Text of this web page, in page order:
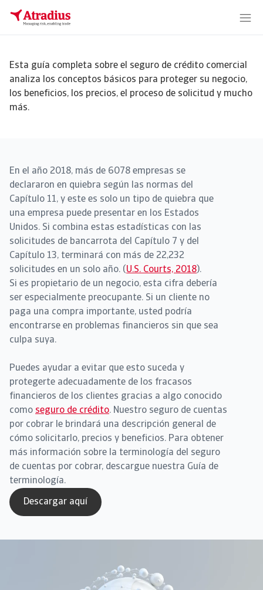
Esta guía completa sobre el seguro de crédito comercial
analiza los conceptos básicos para proteger su negocio,
los beneficios, los precios, el proceso de solicitud y mucho
más.
En el año 2018, más de 6078 empresas se
declararon en quiebra según las normas del
Capítulo 11, y este es solo un tipo de quiebra que
una empresa puede presentar en los Estados
Unidos. Si combina estas estadísticas con las
solicitudes de bancarrota del Capítulo 7 y del
Capítulo 13, terminará con más de 22,232
solicitudes en un solo año. (U.S. Courts, 2018).
Si es propietario de un negocio, esta cifra debería
ser especialmente preocupante. Si un cliente no
paga una compra importante, usted podría
encontrarse en problemas financieros sin que sea
culpa suya.
Puedes ayudar a evitar que esto suceda y
protegerte adecuadamente de los fracasos
financieros de los clientes gracias a algo conocido
como seguro de crédito. Nuestro seguro de cuentas
por cobrar le brindará una descripción general de
cómo solicitarlo, precios y beneficios. Para obtener
más información sobre la terminología del seguro
de cuentas por cobrar, descargue nuestra Guía de
terminología.
Descargar aquí